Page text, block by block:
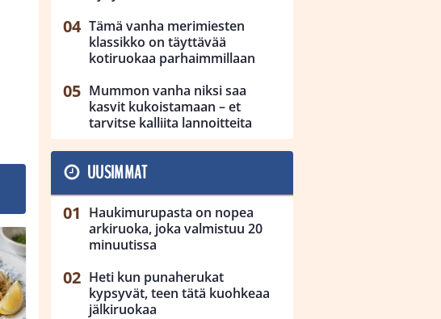
Tämä vanha merimiesten
klassikko on täyttävää
kotiruokaa parhaimmillaan
Mummon vanha niksi saa
kasvit kukoistamaan – et
tarvitse kalliita lannoitteita
UUSIMMAT
Haukimurupasta on nopea
arkiruoka, joka valmistuu 20
minuutissa
Heti kun punaherukat
kypsyvät, teen tätä kuohkeaa
jälkiruokaa